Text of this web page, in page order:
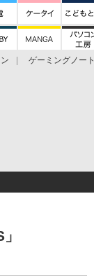
ゲーミングノート